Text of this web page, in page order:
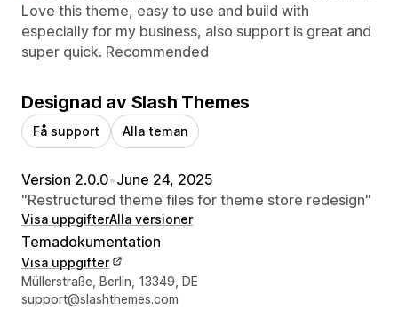
Love this theme, easy to use and build with
especially for my business, also support is great and
super quick. Recommended
Designad av Slash Themes
Få support Alla teman
Version 2.0.0•June 24, 2025
"Restructured theme files for theme store redesign"
Visa uppgifterAlla versioner
Temadokumentation
Visa uppgifter
Designerns kontaktuppgifter
Müllerstraße, Berlin, 13349, DE
support@slashthemes.com